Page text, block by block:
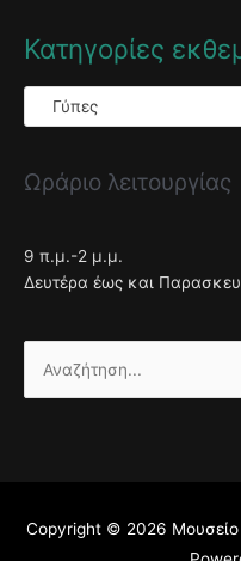
Κατηγορίες
Γύπες
Ωράριο λειτουργίας
9 π.μ.-2 μ.μ.
Δευτέρα έως και
Αναζήτηση
για:
Copyright © 2026